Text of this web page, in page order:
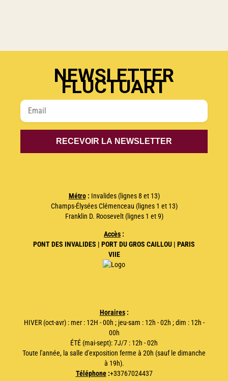
NEWSLETTER
FLUCTUART
Métro: Invalides (lignes 8 et 13)
Champs-Élysées Clémenceau (lignes 1 et 13)
Franklin D. Roosevelt (lignes 1 et 9)
Accès :
PONT DES INVALIDES | PORT DU GROS CAILLOU | PARIS
VIIE
Horaires:
HIVER (oct-avr) : mer : 12H - 00h ; jeu-sam : 12h - 02h ; dim : 12h -
00h
ÉTÉ (mai-sept): 7J/7 : 12h - 02h
Toute l'année, la salle d'exposition ferme à 20h (sauf le dimanche
à 19h).
Téléphone:+33767024437